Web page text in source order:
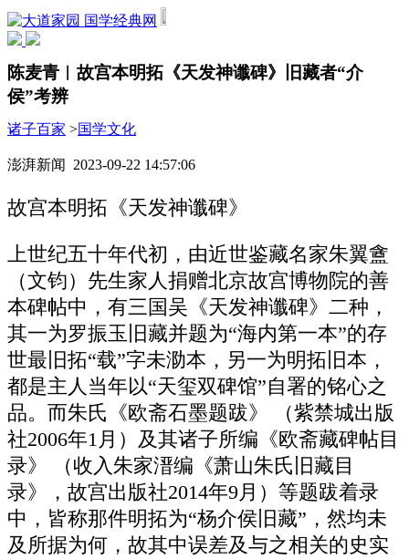
国学经典网
陈麦青︱故宫本明拓《天发神谶碑》旧藏者“介
侯”考辨
诸子百家 >国学文化
澎湃新闻 2023-09-22 14:57:06
故宫本明拓《天发神谶碑》
上世纪五十年代初，由近世鉴藏名家朱翼盦
（文钧）先生家人捐赠北京故宫博物院的善
本碑帖中，有三国吴《天发神谶碑》二种，
其一为罗振玉旧藏并题为“海内第一本”的存
世最旧拓“载”字未泐本，另一为明拓旧本，
都是主人当年以“天玺双碑馆”自署的铭心之
品。而朱氏《欧斋石墨题跋》 （紫禁城出版
社2006年1月）及其诸子所编《欧斋藏碑帖目
录》 （收入朱家溍编《萧山朱氏旧藏目
录》，故宫出版社2014年9月）等题跋着录
中，皆称那件明拓为“杨介侯旧藏”，然均未
及所据为何，故其中误差及与之相关的史实